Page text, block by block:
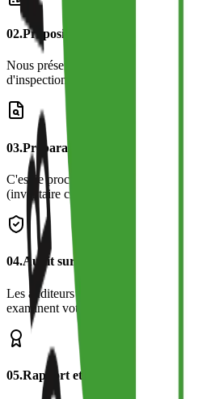
02.Proposition et contrat
Nous présentons une proposition
d'inspection et signons un contrat après
03.Préparation pré-audit
C'est le processus de préparation de la
(inventaire chimique, documents de
04.Audit sur site
Les auditeurs experts d'ETKO visitent
examinent votre conformité aux critères
05.Rapport et certification